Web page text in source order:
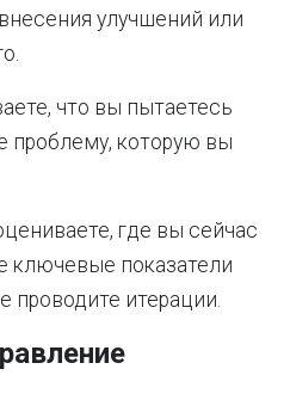
улучшений или
что вы пытаетесь
проблему, которую вы
где вы сейчас
ключевые показатели
проводите итерации.